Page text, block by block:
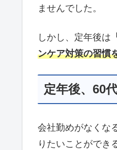
ませんでした。
しかし、定年後は
ンケア対策の習慣
定年後、60
会社勤めがなくな
りたいことができ